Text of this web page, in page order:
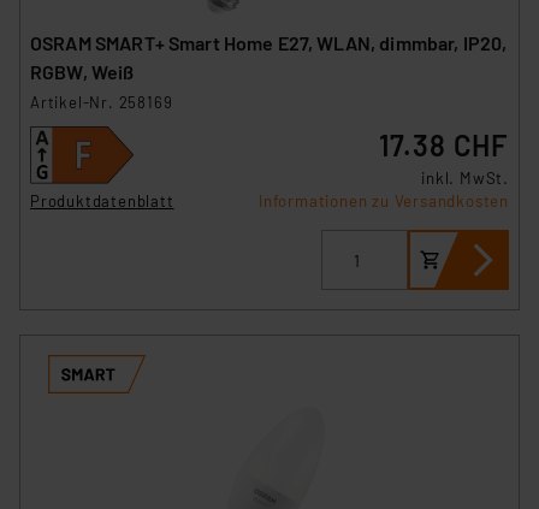
OSRAM SMART+ Smart Home E27, WLAN, dimmbar, IP20,
RGBW, Weiß
Artikel-Nr. 258169
Produktdatenblatt
17.38 CHF
inkl. MwSt.
Informationen zu Versandkosten